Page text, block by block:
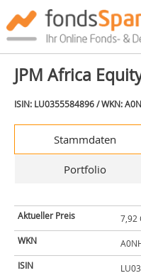
JPM Africa
ISIN: LU0355584896 / WKN:
Stammdaten
Portfolio
Aktueller Preis
7,92
WKN
ISIN